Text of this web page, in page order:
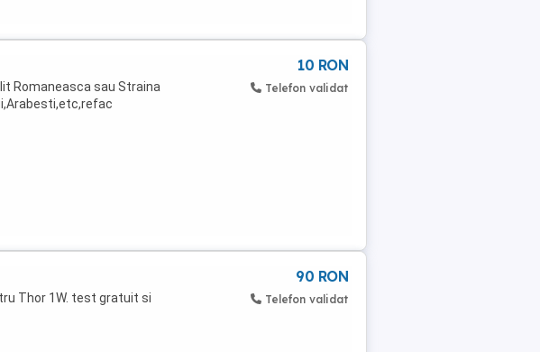
Romaneasca sau Straina
10 RON
Telefon validat
Thor 1W. test gratuit si
90 RON
Telefon validat